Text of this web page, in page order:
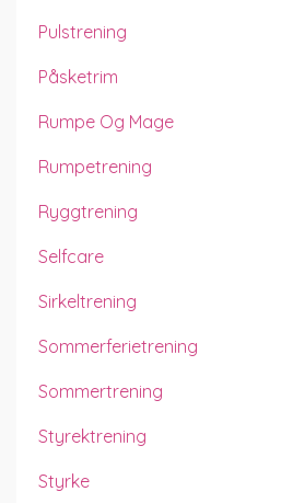
Pulstrening
Påsketrim
Rumpe Og Mage
Rumpetrening
Ryggtrening
Selfcare
Sirkeltrening
Sommerferietrening
Sommertrening
Styrektrening
Styrke